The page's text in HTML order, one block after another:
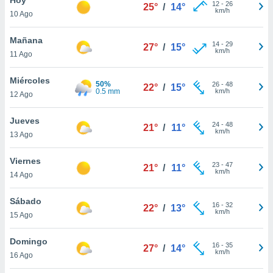
y
en
más
de
cookies
10 Ago
25° / 14° 12- 26
km/h
Mañana
11 Ago
27° / 15° 14- 29
km/h
Miércoles
12 Ago
50%
0.5 mm
22° / 15° 26- 48
km/h
Jueves
13 Ago
21° / 11° 24- 48
km/h
Viernes
14 Ago
21° / 11° 23- 47
km/h
Sábado
15 Ago
22° / 13° 16- 32
km/h
Domingo
16 Ago
27° / 14° 16- 35
km/h